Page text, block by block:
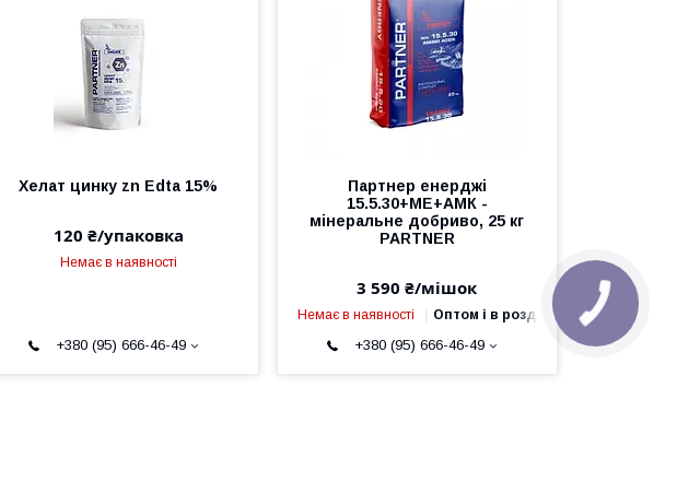
Хелат цинку zn Edta 15%
120 ₴/упаковка
Немає в наявності
+380 (95) 666-46-49
Партнер енерджі
15.5.30+ME+АМК -
мінеральне добриво, 25 кг
PARTNER
3 590 ₴/мішок
Немає в наявності Оптом і в роздріб
+380 (95) 666-46-49